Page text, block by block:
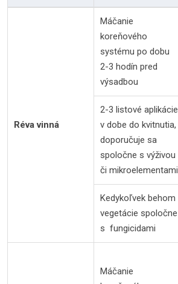
Réva vinná
Máčanie
koreňového
systému po dobu
2-3 hodín pred
výsadbou
2-3 listové aplikácie
v dobe do kvitnutia,
doporučuje sa
spoločne s výživou
či mikroelementami
Kedykoľvek behom
vegetácie spoločne
s fungicidami
Máčanie